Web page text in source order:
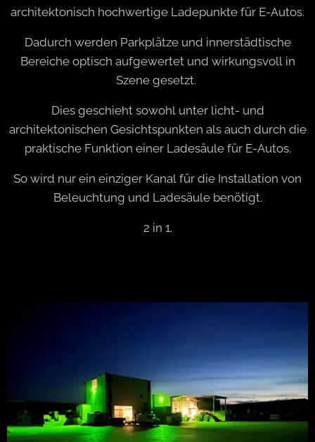
architektonisch hochwertige Ladepunkte für E-Autos.
Dadurch werden Parkplätze und innerstädtische
Bereiche optisch aufgewertet und wirkungsvoll in
Szene gesetzt.
Dies geschieht sowohl unter licht- und
architektonischen Gesichtspunkten als auch durch die
praktische Funktion einer Ladesäule für E-Autos.
So wird nur ein einziger Kanal für die Installation von
Beleuchtung und Ladesäule benötigt.
2 in 1.